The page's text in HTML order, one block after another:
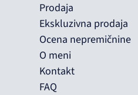
Prodaja
Ekskluzivna prodaja
Ocena nepremičnine
O meni
Kontakt
FAQ